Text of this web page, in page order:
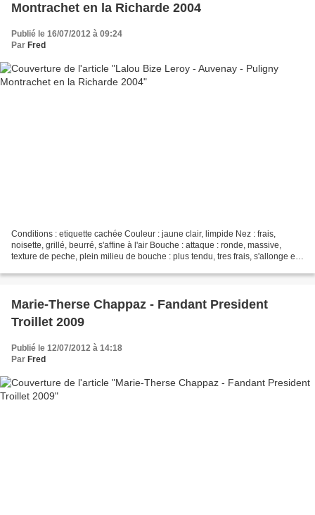
Montrachet en la Richarde 2004
Publié le 16/07/2012 à 09:24
Par Fred
Conditions : etiquette cachée Couleur : jaune clair, limpide Nez : frais,
noisette, grillé, beurré, s'affine à l'air Bouche : attaque : ronde, massive,
texture de peche, plein milieu de bouche : plus tendu, tres frais, s'allonge et
Marie-Therse Chappaz - Fandant President
Troillet 2009
Publié le 12/07/2012 à 14:18
Par Fred